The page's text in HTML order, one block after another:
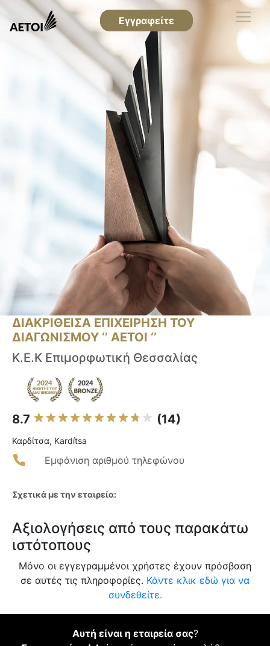
Εγγραφείτε
ΔΙΑΚΡΙΘΕΙΣΑ ΕΠΙΧΕΙΡΗΣΗ ΤΟΥ
ΔΙΑΓΩΝΙΣΜΟΥ ‘’ ΑΕΤΟΙ ‘’
Κ.Ε.Κ Επιμορφωτική Θεσσαλίας
8.7 (14)
Καρδίτσα, Kardítsa
Εμφάνιση αριθμού τηλεφώνου
Σχετικά με την εταιρεία:
Αξιολογήσεις από τους παρακάτω
ιστότοπους
Μόνο οι εγγεγραμμένοι χρήστες έχουν πρόσβαση
σε αυτές τις πληροφορίες. Κάντε κλικ εδώ για να
συνδεθείτε.
Αυτή είναι η εταιρεία σας?